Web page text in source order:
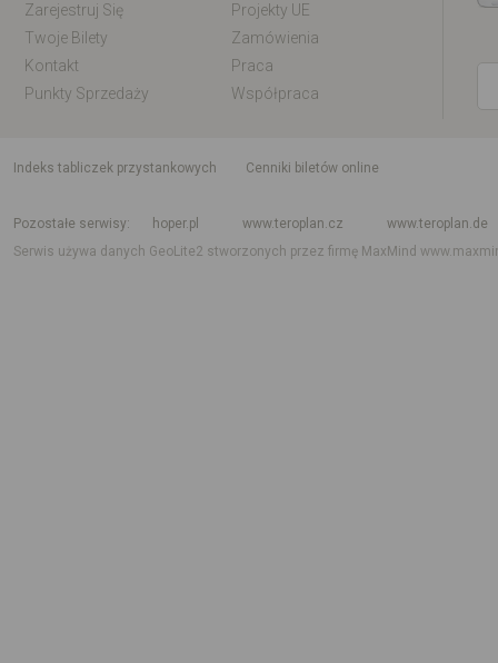
Zarejestruj Się
Projekty UE
Twoje Bilety
Zamówienia
Kontakt
Praca
Punkty Sprzedaży
Współpraca
indeks tabliczek przystankowych
Cenniki biletów online
Pozostałe serwisy
hoper.pl www.teroplan.cz
www.teroplan.de
Serwis używa danych GeoLite2 stworzonych przez firmę MaxMind